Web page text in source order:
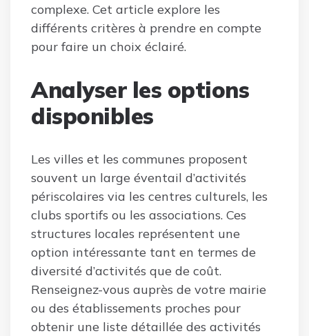
complexe. Cet article explore les
différents critères à prendre en compte
pour faire un choix éclairé.
Analyser les options
disponibles
Les villes et les communes proposent
souvent un large éventail d’activités
périscolaires via les centres culturels, les
clubs sportifs ou les associations. Ces
structures locales représentent une
option intéressante tant en termes de
diversité d’activités que de coût.
Renseignez-vous auprès de votre mairie
ou des établissements proches pour
obtenir une liste détaillée des activités